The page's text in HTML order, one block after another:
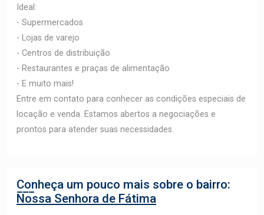
Ideal:
- Supermercados
- Lojas de varejo
- Centros de distribuição
- Restaurantes e praças de alimentação
- E muito mais!
Entre em contato para conhecer as condições especiais de
locação e venda. Estamos abertos a negociações e
prontos para atender suas necessidades.
Conheça um pouco mais sobre o bairro:
Nossa Senhora de Fátima